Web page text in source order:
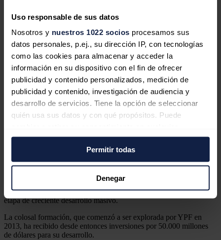
Uso responsable de sus datos
Nosotros y nuestros 1022 socios procesamos sus
datos personales, p.ej., su dirección IP, con tecnologías
como las cookies para almacenar y acceder la
información en su dispositivo con el fin de ofrecer
publicidad y contenido personalizados, medición de
publicidad y contenido, investigación de audiencia y
desarrollo de servicios. Tiene la opción de seleccionar
quién usa sus datos y con qué propósitos. Puede
momento desde la Declaración de cookies o clicando en
el Menú de consentimiento.
Si lo permite, también quisiéramos:
Recopilar información sobre su ubicación
geográfica que puede tener una precisión de varios
Identificar su dispositivo analizándolo activamente
para buscar características específicas (huellas
Permitir todas
Denegar
Vista Energy adquiere el 50% de
Petronas en un yacimiento de
petróleo en Vaca Muerta por 1.320
millones
a un oleoducto en Vaca Muerta
Vaca Muerta, con epicentro en la provincia argentina de Neuquén
(suroeste), es la segunda mayor reserva mundial de gas no
convencional y la cuarta de petróleo de este tipo y se encuentra en
etapa de creciente desarrollo masivo.
La colosal formación, que comenzó a ser explorada por YPF en
2013, ha recibido desde entonces inversiones por 50.000 millones
de dólares para su desarrollo.